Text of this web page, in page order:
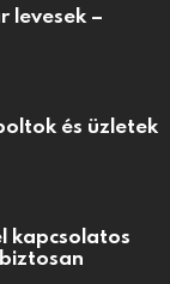
levesek –
és üzletek
kapcsolatos